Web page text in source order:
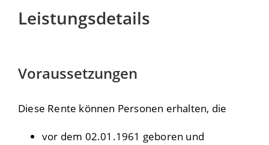
Leistungsdetails
Voraussetzungen
Diese Rente können Personen erhalten, die
vor dem 02.01.1961 geboren und